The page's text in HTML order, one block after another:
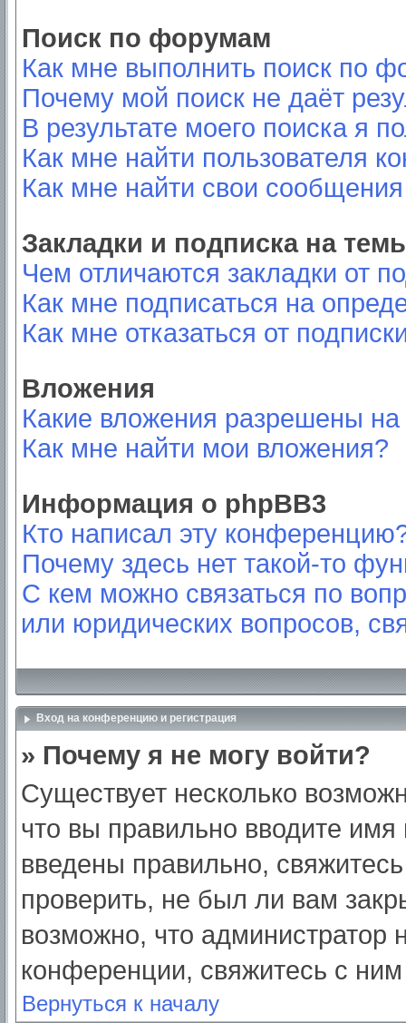
Поиск по форумам
Как мне выполнить поиск по
Почему мой поиск не даёт
В результате моего поиска я
Как мне найти пользователя
Как мне найти свои
Закладки и подписка на
Чем отличаются закладки от
Как мне подписаться на
Как мне отказаться от
Вложения
Какие вложения разрешены
Как мне найти мои вложения?
Информация о phpBB3
Кто написал эту
Почему здесь нет такой-то
С кем можно связаться по
или юридических вопросов,
Вход на конференцию и регистрация
» Почему я не могу войти?
Существует несколько
что вы правильно вводите
введены правильно,
проверить, не был ли вам
возможно, что администратор
конференции, свяжитесь с
Вернуться к началу